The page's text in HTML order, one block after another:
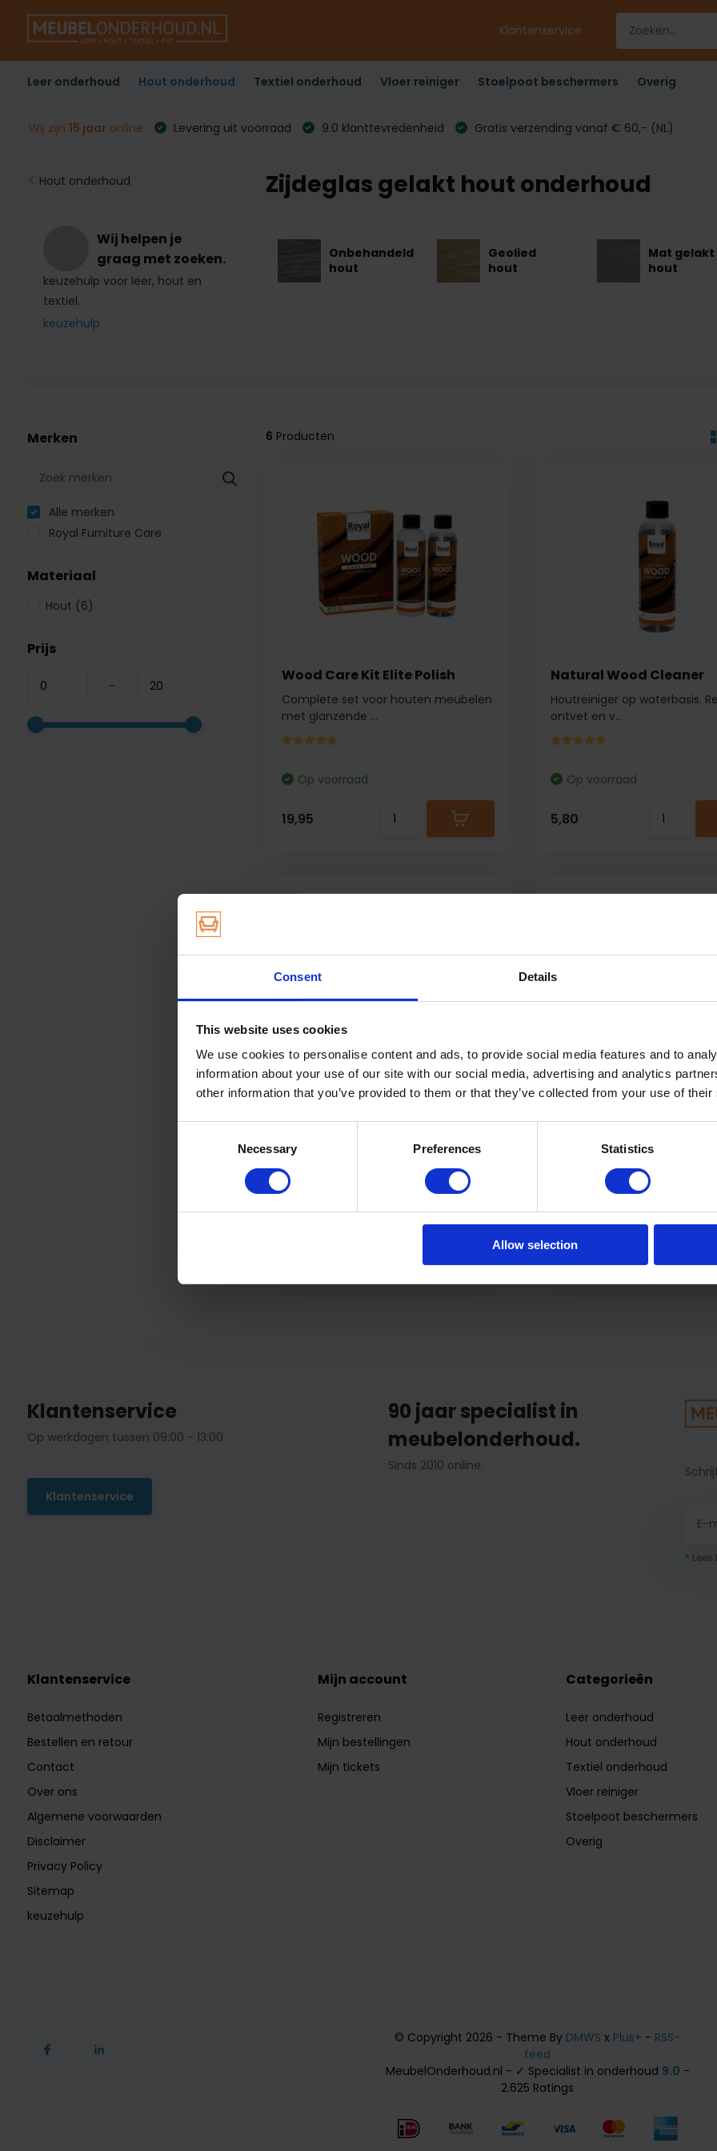
Consent Details
This website uses cookies
We use cookies to personalise content and ads, to provide social media features and to
information about your use of our site with our social media, advertising and analytics
other information that you’ve provided to them or that they’ve collected from your use of
Necessary Preferences Statistics
Allow selection
Klantenservice
Leer onderhoud Hout onderhoud Textiel onderhoud Vloer reiniger Stoelpoot beschermers Overig
Wij zijn 15 jaaronline Levering uit voorraad 9.0 klanttevredenheid Gratis verzending vanaf € 60,- (NL)
Hout onderhoud
Wij helpen je
graag met zoeken.
keuzehulp voor leer, hout en
textiel.
keuzehulp
Zijdeglas gelakt hout onderhoud
Onbehandeld
hout
Geolied
hout
Mat gelakt
hout
Merken
Alle merken
Royal Furniture Care
Materiaal
Hout (6)
Prijs
-
6 Producten
Wood Care Kit Elite Polish
Complete set voor houten meubelen
met glanzende ...
Op voorraad
19,95
Natural Wood Cleaner
Houtreiniger op waterbasis.
ontvet en v...
Op voorraad
5,80
Wood Classic Oil Wood Elite Polish
Op voorraad
Klantenservice
Op werkdagen tussen 09:00 - 13:00
Klantenservice
90 jaar specialist in
meubelonderhoud.
Sinds 2010 online.
*
Klantenservice
Betaalmethoden
Bestellen en retour
Contact
Over ons
Algemene voorwaarden
Disclaimer
Privacy Policy
Sitemap
keuzehulp
Mijn account
Registreren
Mijn bestellingen
Mijn tickets
Categorieën
Leer onderhoud
Hout onderhoud
Textiel onderhoud
Vloer reiniger
Stoelpoot beschermers
Overig
© Copyright 2026 - Theme By DMWS x Plus+ - RSS-
feed
MeubelOnderhoud.nl - ✓ Specialist in onderhoud 9.0 -
2.625 Ratings